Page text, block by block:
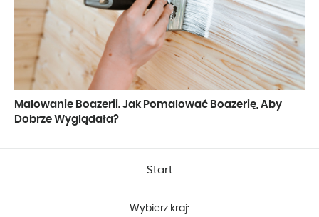
Malowanie Boazerii. Jak Pomalować Boazerię, Aby
Dobrze Wyglądała?
Start
Wybierz kraj: